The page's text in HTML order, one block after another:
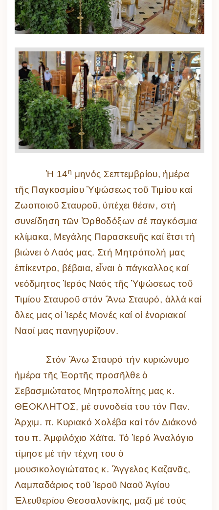
Ἡ 14η μηνός Σεπτεμβρίου, ἡμέρα
τῆς Παγκοσμίου Ὑψώσεως τοῦ Τιμίου καί
Ζωοποιοῦ Σταυροῦ, ὑπέχει θέσιν, στή
συνείδηση τῶν Ὀρθοδόξων σέ παγκόσμια
κλίμακα, Μεγάλης Παρασκευῆς καί ἒτσι τή
βιώνει ὁ Λαός μας. Στή Μητρόπολή μας
ἐπίκεντρο, βέβαια, εἶναι ὁ πάγκαλλος καί
νεόδμητος Ἱερός Ναός τῆς Ὑψώσεως τοῦ
Τιμίου Σταυροῦ στόν Ἂνω Σταυρό, ἀλλά καί
ὃλες μας οἱ Ἰερές Μονές καί οἱ ἐνοριακοί
Ναοί μας πανηγυρίζουν.
Στόν Ἂνω Σταυρό τήν κυριώνυμο
ἡμέρα τῆς Ἑορτῆς προσῆλθε ὁ
Σεβασμιώτατος Μητροπολίτης μας κ.
ΘΕΟΚΛΗΤΟΣ, μέ συνοδεία του τόν Παν.
Ἀρχιμ. π. Κυριακό Χολέβα καί τόν Διάκονό
του π. Ἀμφιλόχιο Χάϊτα. Τό Ἱερό Ἀναλόγιο
τίμησε μέ τήν τέχνη του ὁ
μουσικολογιώτατος κ. Ἂγγελος Καζανᾶς,
Λαμπαδάριος τοῦ Ἱεροῦ Ναοῦ Ἁγίου
Ἐλευθερίου Θεσσαλονίκης, μαζί μέ τούς